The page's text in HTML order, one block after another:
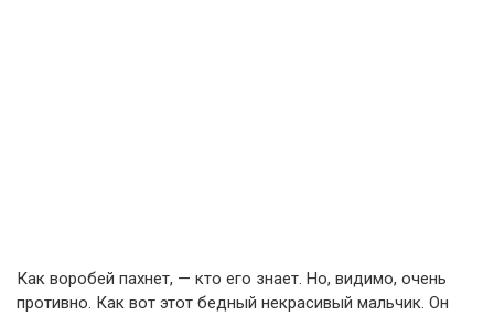
Как воробей пахнет, — кто его знает. Но, видимо, очень
противно. Как вот этот бедный некрасивый мальчик. Он